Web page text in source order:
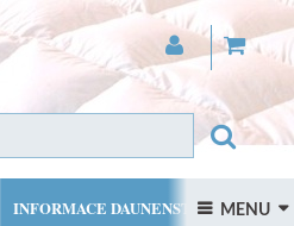
SE
INFORMACE DAUNENSTEP MENU 
A POLŠTÁŘE
LUXUSNÍ
PRACHOVÉHO PEŘÍ G800 (S